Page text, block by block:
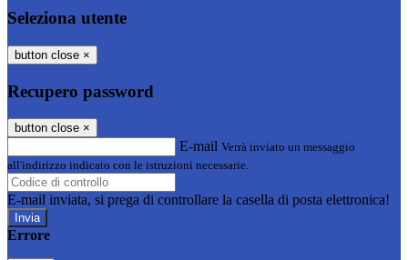
Seleziona utente
button close ×
Recupero password
button close ×
E-mail Verrà inviato un messaggio
all'indirizzo indicato con le istruzioni necessarie.
E-mail inviata, si prega di controllare la casella di posta elettronica!
Errore